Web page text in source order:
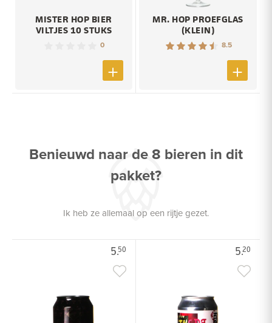
MISTER HOP BIER
VILTJES 10 STUKS
0
MR. HOP PROEFGLAS
(KLEIN)
8.5
Benieuwd naar de 8 bieren in dit
pakket?
Ik heb ze allemaal op een rijtje gezet.
5.50 5.20